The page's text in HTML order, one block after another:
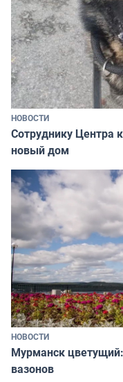
НОВОСТИ
Сотруднику Центра
новый дом
НОВОСТИ
Мурманск
вазонов